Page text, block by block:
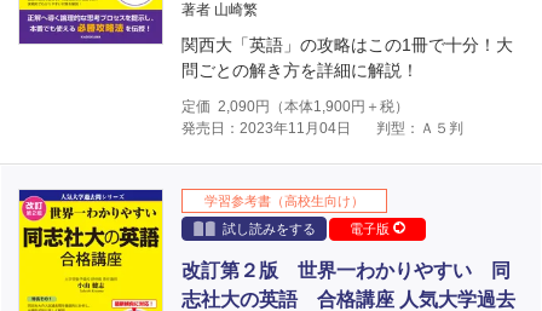
著者 山崎繁
関西大「英語」の攻略はこの1冊で十分！大
問ごとの解き方を詳細に解説！
定価 2,090円（本体1,900円＋税）
発売日：2023年11月04日
判型：Ａ５判
学習参考書（高校生向け）
試し読みをする
電子版
改訂第２版 世界一わかりやすい 同
志社大の英語 合格講座 人気大学過去